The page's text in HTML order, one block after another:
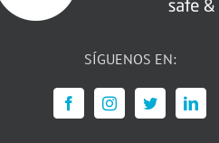
SÍGUENOS EN: